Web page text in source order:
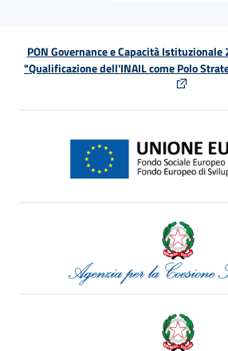
PON Governance e Capacità
"Qualificazione dell'INAIL come Polo